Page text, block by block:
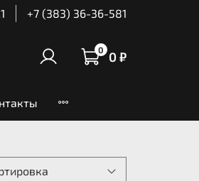
+7 (383) 36-36-581
0 0 ₽